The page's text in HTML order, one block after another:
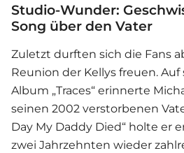
Studio-Wunder:
Song über den Vater
Zuletzt durften sich die Fans
Reunion der Kellys freuen.
Album „Traces“ erinnerte
seinen 2002 verstorbenen
Day My Daddy Died“ holte er
zwei Jahrzehnten wieder